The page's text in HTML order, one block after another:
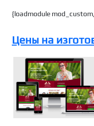
{loadmodule
Цены на